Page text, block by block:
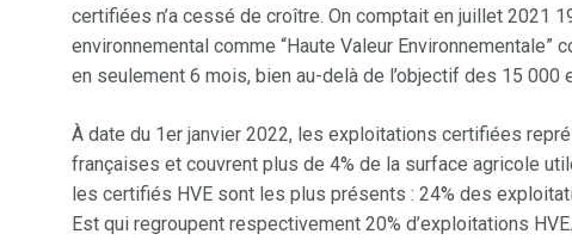
certifiées n’a cessé de croître. On comptait en juillet 2021
environnemental comme “Haute Valeur
en seulement 6 mois, bien au-delà de l’objectif des 15
À date du 1er janvier 2022, les exploitations certifiées
françaises et couvrent plus de 4% de la surface agricole
les certifiés HVE sont les plus présents : 24% des
Est qui regroupent respectivement 20% d’exploitations HVE.